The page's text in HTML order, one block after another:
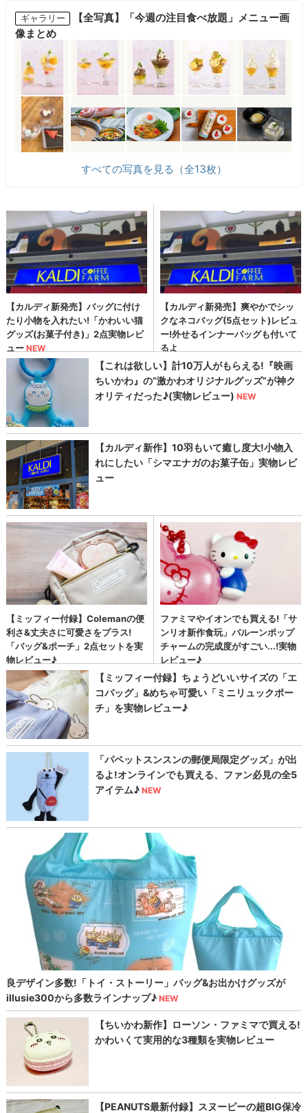
ギャラリー
【全写真】「今週の注目食べ放題」メニュー画
像まとめ
すべての写真を見る（全13枚）